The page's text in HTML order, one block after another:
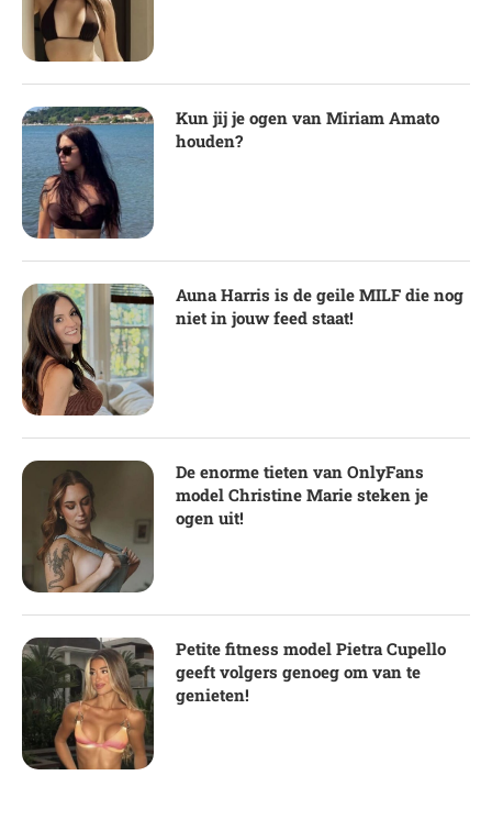
Kun jij je ogen van Miriam Amato
houden?
Auna Harris is de geile MILF die nog
niet in jouw feed staat!
De enorme tieten van OnlyFans
model Christine Marie steken je
ogen uit!
Petite fitness model Pietra Cupello
geeft volgers genoeg om van te
genieten!